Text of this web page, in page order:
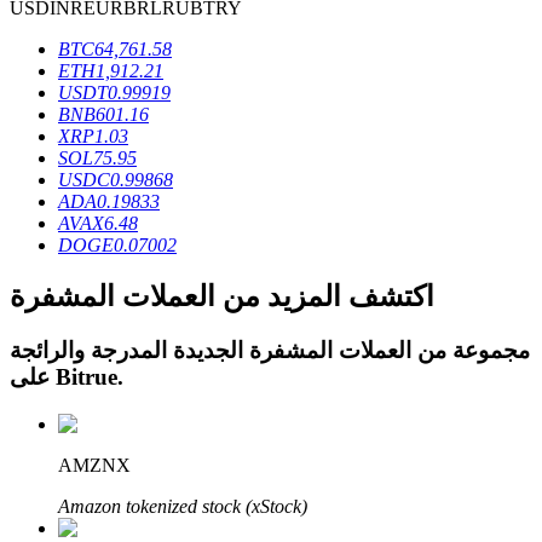
القروض
خدمة الاقتراض المدعومة بالعملات المشفرة
USDINREURBRLRUBTRY
BTC64,761.58
ETH1,912.21
USDT0.99919
BNB601.16
XRP1.03
SOL75.95
USDC0.99868
ADA0.19833
AVAX6.48
DOGE0.07002
اكتشف المزيد من العملات المشفرة
مجموعة من العملات المشفرة الجديدة المدرجة والرائجة
Bitrue.
AMZNX
Amazon tokenized stock (xStock)